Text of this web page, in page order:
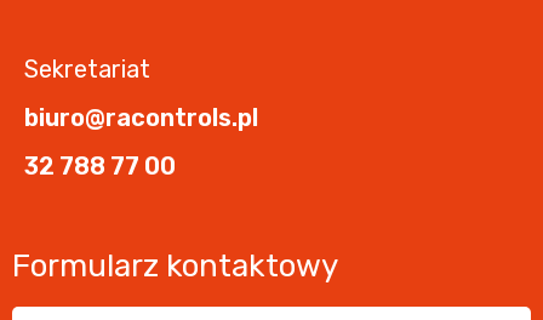
Sekretariat
biuro@racontrols.pl
32 788 77 00
Formularz kontaktowy